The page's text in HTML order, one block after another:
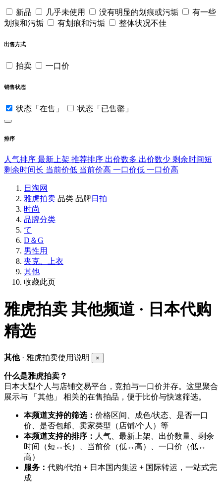
新品 几乎未使用 没有明显的划痕或污垢
有一些
划痕和污垢
有划痕和污垢 整体状况不佳
出售方式
拍卖 一口价
销售状态
状态「在售」 状态「已售罄」
排序
人气排序 最新上架 推荐排序 出价数多 出价数少 剩余时间短
剩余时间长 当前价低 当前价高 一口价低 一口价高
日淘网
雅虎拍卖 品类 品牌日拍
时尚
品牌分类
て
D＆G
男性用
夹克、上衣
其他
收藏此页
雅虎拍卖 其他频道 · 日本代购
精选
其他· 雅虎拍卖使用说明 ×
什么是雅虎拍卖？
日本大型个人与店铺交易平台，竞拍与一口价并存。这里聚合
展示与 「其他」 相关的在售拍品，便于比价与快速筛选。
本频道支持的筛选： 价格区间、成色/状态、是否一口
价、是否包邮、卖家类型（店铺/个人）等
本频道支持的排序： 人气、最新上架、出价数量、剩余
时间（短↔长）、当前价（低↔高）、一口价（低↔
高）
服务： 代购/代拍 + 日本国内集运 + 国际转运，一站式完
成